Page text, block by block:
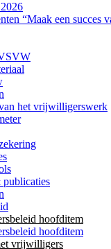
“Maak een succes
het vrijwilligerswerk
hoofditem
hoofditem
vrijwilligers